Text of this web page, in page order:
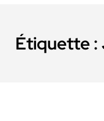
Étiquette :